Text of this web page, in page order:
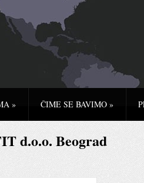
» ČIME SE BAVIMO »
d.o.o. Beograd